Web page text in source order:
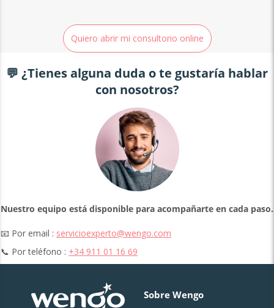
Quiero abrir mi consultorio online
💬 ¿Tienes alguna duda o te gustaría hablar
con nosotros?
Nuestro equipo está disponible para acompañarte en cada paso.
📧 Por email : servicioexperto@wengo.com
📞 Por teléfono : +34 911 01 16 69
Sobre Wengo